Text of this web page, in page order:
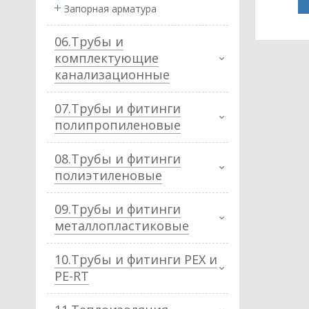
Запорная арматура
06.Трубы и
комплектующие
канализационные
07.Трубы и фитинги
полипропиленовые
08.Трубы и фитинги
полиэтиленовые
09.Трубы и фитинги
металлопластиковые
10.Трубы и фитинги PEX и
PE-RT